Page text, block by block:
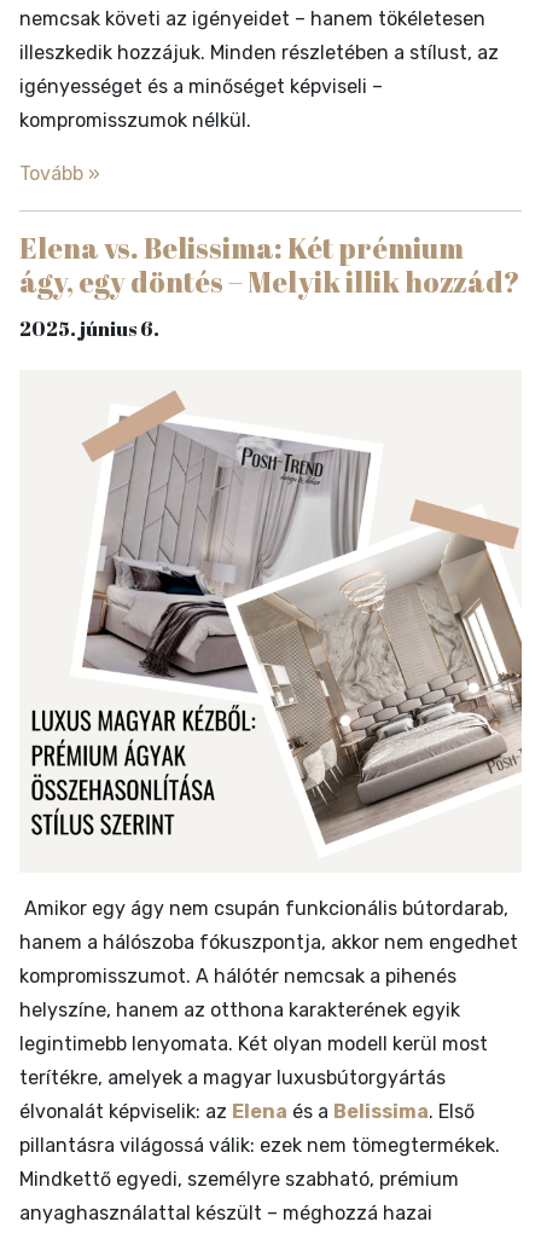
nemcsak követi az igényeidet – hanem tökéletesen
illeszkedik hozzájuk. Minden részletében a stílust, az
igényességet és a minőséget képviseli –
kompromisszumok nélkül.
Tovább »
Elena vs. Belissima: Két prémium
ágy, egy döntés – Melyik illik hozzád?
2025. június 6.
Amikor egy ágy nem csupán funkcionális bútordarab,
hanem a hálószoba fókuszpontja, akkor nem engedhet
kompromisszumot. A hálótér nemcsak a pihenés
helyszíne, hanem az otthona karakterének egyik
legintimebb lenyomata. Két olyan modell kerül most
terítékre, amelyek a magyar luxusbútorgyártás
élvonalát képviselik: az Elena és a Belissima. Első
pillantásra világossá válik: ezek nem tömegtermékek.
Mindkettő egyedi, személyre szabható, prémium
anyaghasználattal készült – méghozzá hazai